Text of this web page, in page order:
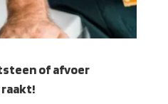
of afvoer